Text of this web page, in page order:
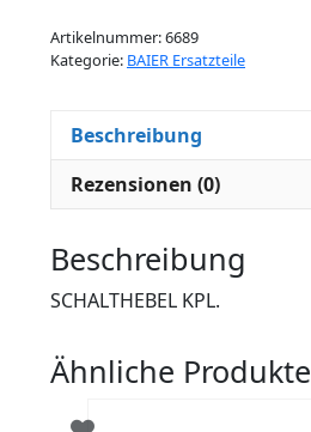
Artikelnummer:6689
Kategorie: BAIER Ersatzteile
Beschreibung
Rezensionen (0)
Beschreibung
SCHALTHEBEL KPL.
Ähnliche Produkte